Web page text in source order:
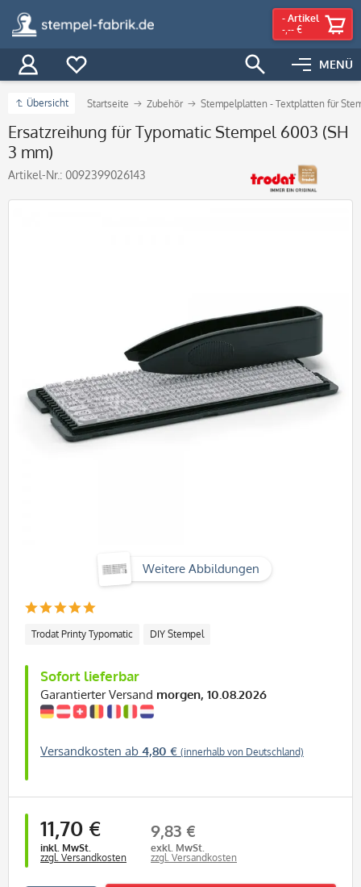
MENÜ
- Artikel
-,-- €
Übersicht Startseite Zubehör Stempelplatten - Textplatten für
Ersatzreihung für Typomatic Stempel 6003 (SH
3 mm)
Artikel-Nr.: 0092399026143
Weitere Abbildungen
Trodat Printy Typomatic DIY Stempel
Sofort lieferbar
Garantierter Versand morgen, 10.08.2026
Versandkosten ab 4,80 € (innerhalb von Deutschland)
11,70 €
inkl. MwSt.
zzgl. Versandkosten
9,83 €
exkl. MwSt.
zzgl. Versandkosten